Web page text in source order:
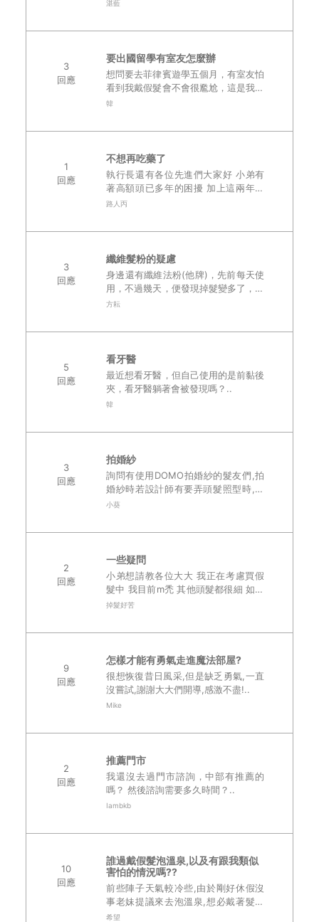
湛藍
3
回應
要出國留學有室友怎麼辦
想問要去菲律賓遊學五個月，有室友怕
看到我戴假髮會不會很尷尬，這是我害
怕的地方..
韓
1
回應
不想再吃藥了
執行長還有各位先進們大家好 小弟有
著高額頭已多年的困擾 加上這兩年生
活壓力大的緣故 頭頂的髮量也開始稀
路人丙
3
回應
纖維髮粉的疑慮
身邊還有纖維法粉(他牌)，先前每天使
用，不過幾天，便發現掉髮變多了，於
是便不敢再用，短時間幾小時的會用，
方耘
5
回應
看牙醫
最近想看牙醫，但自己使用的是前黏後
夾，看牙醫躺著會被發現嗎？..
韓
3
回應
拍婚紗
詢問有使用DOMO拍婚紗的髮友們,拍
婚紗時若設計師有要弄頭髮照型時,在
拍攝 前會先主動向設計師表明嗎?還是
小葵
2
回應
一些疑問
小弟想請教各位大大 我正在考慮買假
髮中 我目前m禿 其他頭髮都很細 如果
我買全黏式的可以嗎 還有 如果要剃髮
掉髮好苦
9
回應
怎樣才能有勇氣走進魔法部屋?
很想恢復昔日風采,但是缺乏勇氣,一直
沒嘗試,謝謝大大們開導,感激不盡!..
Mike
2
回應
推薦門市
我還沒去過門市諮詢，中部有推薦的
嗎？ 然後諮詢需要多久時間？..
Iambkb
10
回應
誰過戴假髮泡溫泉,以及有跟我類似
害怕的情況嗎??
前些陣子天氣較冷些,由於剛好休假沒
事老妹提議來去泡溫泉,想必戴著髮片
的我腦海中馬上浮起,蒸氣.汗水.大熱
希望